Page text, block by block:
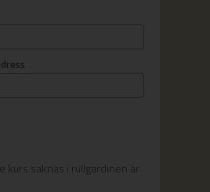
kurs saknas i rullgardinen är